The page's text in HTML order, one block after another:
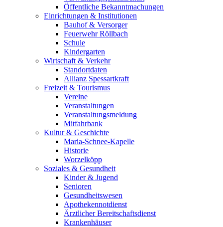
Öffentliche Bekanntmachungen
Einrichtungen & Institutionen
Bauhof & Versorger
Feuerwehr Röllbach
Schule
Kindergarten
Wirtschaft & Verkehr
Standortdaten
Allianz Spessartkraft
Freizeit & Tourismus
Vereine
Veranstaltungen
Veranstaltungsmeldung
Mitfahrbank
Kultur & Geschichte
Maria-Schnee-Kapelle
Historie
Worzelköpp
Soziales & Gesundheit
Kinder & Jugend
Senioren
Gesundheitswesen
Apothekennotdienst
Ärztlicher Bereitschaftsdienst
Krankenhäuser